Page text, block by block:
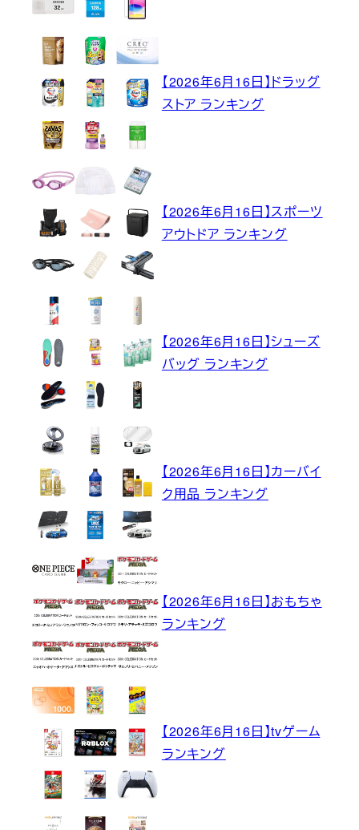
【2026年6月16日】ドラッグ
ストア ランキング
【2026年6月16日】スポーツ
アウトドア ランキング
【2026年6月16日】シューズ
バッグ ランキング
【2026年6月16日】カーバイ
ク用品 ランキング
【2026年6月16日】おもちゃ
ランキング
【2026年6月16日】tvゲーム
ランキング